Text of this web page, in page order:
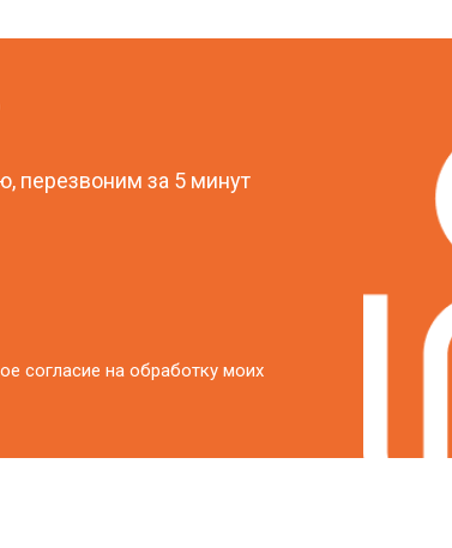
перезвоним за 5 минут
согласие на обработку моих